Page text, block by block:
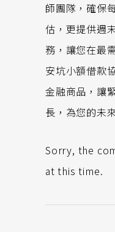
師團隊，確保
估，更提供週
務，讓您在最
安坑小額借款
金融商品，讓
長，為您的未
Sorry, the
at this time.